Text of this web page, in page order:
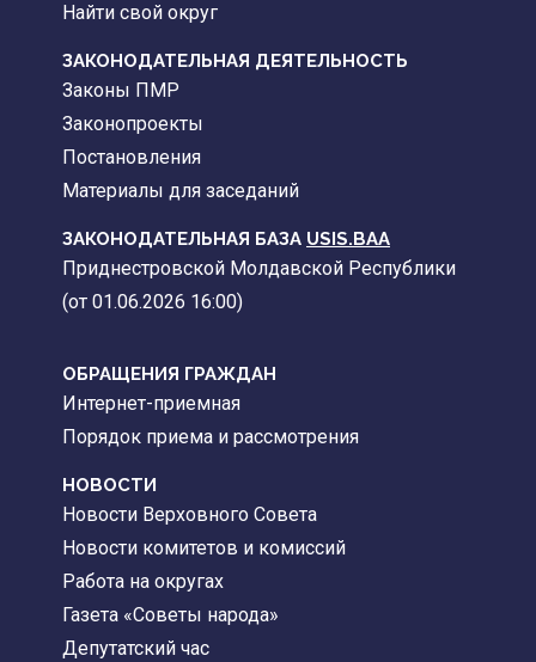
Найти свой округ
ЗАКОНОДАТЕЛЬНАЯ ДЕЯТЕЛЬНОСТЬ
Законы ПМР
Законопроекты
Постановления
Материалы для заседаний
ЗАКОНОДАТЕЛЬНАЯ БАЗА USIS.BAA
Приднестровской Молдавской Республики
(от 01.06.2026 16:00)
ОБРАЩЕНИЯ ГРАЖДАН
Интернет-приемная
Порядок приема и рассмотрения
НОВОСТИ
Новости Верховного Совета
Новости комитетов и комиссий
Работа на округах
Газета «Советы народа»
Депутатский час